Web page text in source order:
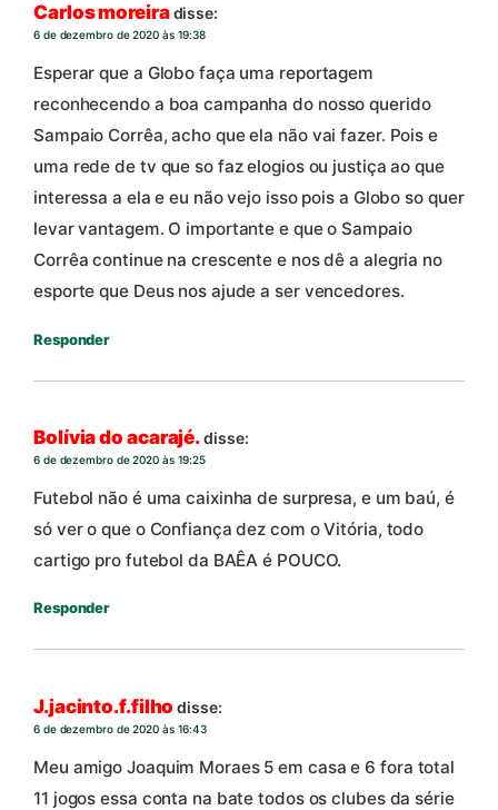
Carlos moreiradisse:
6 de dezembro de 2020 às 19:38
Esperar que a Globo faça uma reportagem
reconhecendo a boa campanha do nosso querido
Sampaio Corrêa, acho que ela não vai fazer. Pois e
uma rede de tv que so faz elogios ou justiça ao que
interessa a ela e eu não vejo isso pois a Globo so quer
levar vantagem. O importante e que o Sampaio
Corrêa continue na crescente e nos dê a alegria no
esporte que Deus nos ajude a ser vencedores.
Responder
Bolívia do acarajé.disse:
6 de dezembro de 2020 às 19:25
Futebol não é uma caixinha de surpresa, e um baú, é
só ver o que o Confiança dez com o Vitória, todo
cartigo pro futebol da BAÊA é POUCO.
Responder
J.jacinto.f.filho disse:
6 de dezembro de 2020 às 16:43
Meu amigo Joaquim Moraes 5 em casa e 6 fora total
11 jogos essa conta na bate todos os clubes da série